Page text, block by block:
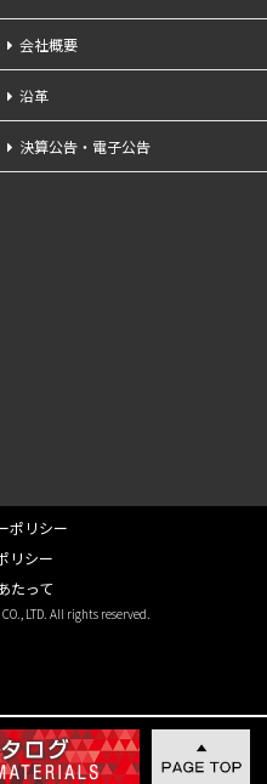
会社概要
沿革
決算公告・電子公告
ポリシー
リシー
たって
LTD. All rights reserved.